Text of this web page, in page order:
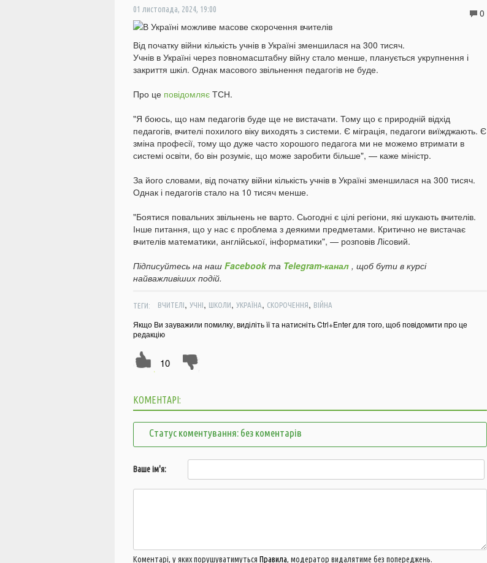
01 листопада, 2024, 19:00 0
Від початку війни кількість учнів в Україні зменшилася на 300 тисяч.
Учнів в Україні через повномасштабну війну стало менше, планується укрупнення і
закриття шкіл. Однак масового звільнення педагогів не буде.
Про це повідомляє ТСН.
"Я боюсь, що нам педагогів буде ще не вистачати. Тому що є природній відхід
педагогів, вчителі похилого віку виходять з системи. Є міграція, педагоги виїжджають. Є
зміна професії, тому що дуже часто хорошого педагога ми не можемо втримати в
системі освіти, бо він розуміє, що може заробити більше", — каже міністр.
За його словами, від початку війни кількість учнів в Україні зменшилася на 300 тисяч.
Однак і педагогів стало на 10 тисяч менше.
"Боятися повальних звільнень не варто. Сьогодні є цілі регіони, які шукають вчителів.
Інше питання, що у нас є проблема з деякими предметами. Критично не вистачає
вчителів математики, англійської, інформатики", — розповів Лісовий.
Підписуйтесь на наш Facebookта Telegram-канал , щоб бути в курсі
найважливіших подій.
ТЕГИ: ВЧИТЕЛІ, УЧНІ, ШКОЛИ, УКРАЇНА, СКОРОЧЕННЯ, ВІЙНА
Якщо Ви зауважили помилку, виділіть її та натисніть Ctrl+Enter для того, щоб повідомити про це
редакцію
10
КОМЕНТАРІ:
Статус коментування: без коментарів
Ваше ім'я:
Коментарі, у яких порушуватимуться Правила, модератор видалятиме без попереджень.